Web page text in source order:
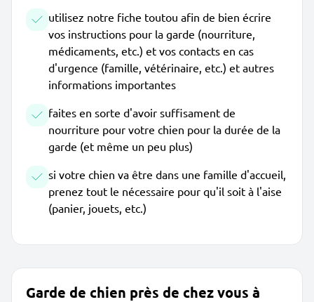
utilisez notre fiche toutou afin de bien écrire
vos instructions pour la garde (nourriture,
médicaments, etc.) et vos contacts en cas
d'urgence (famille, vétérinaire, etc.) et autres
informations importantes
faites en sorte d'avoir suffisament de
nourriture pour votre chien pour la durée de la
garde (et même un peu plus)
si votre chien va être dans une famille d'accueil,
prenez tout le nécessaire pour qu'il soit à l'aise
(panier, jouets, etc.)
Garde de chien près de chez vous à